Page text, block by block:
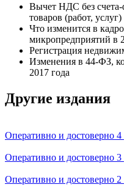
Вычет НДС без
товаров (работ,
Что изменится в
микропредприятий в
Регистрация
Изменения в 44-ФЗ,
2017 года
Другие издания
Оперативно и достоверно 4
Оперативно и достоверно 3
Оперативно и достоверно 2